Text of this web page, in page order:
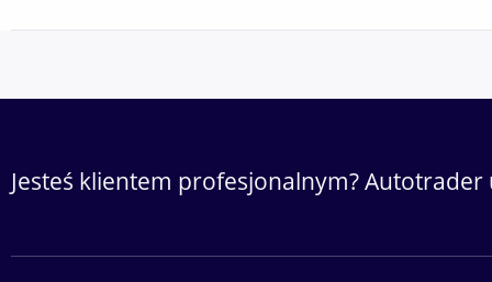
Jesteś klientem profesjonalnym?